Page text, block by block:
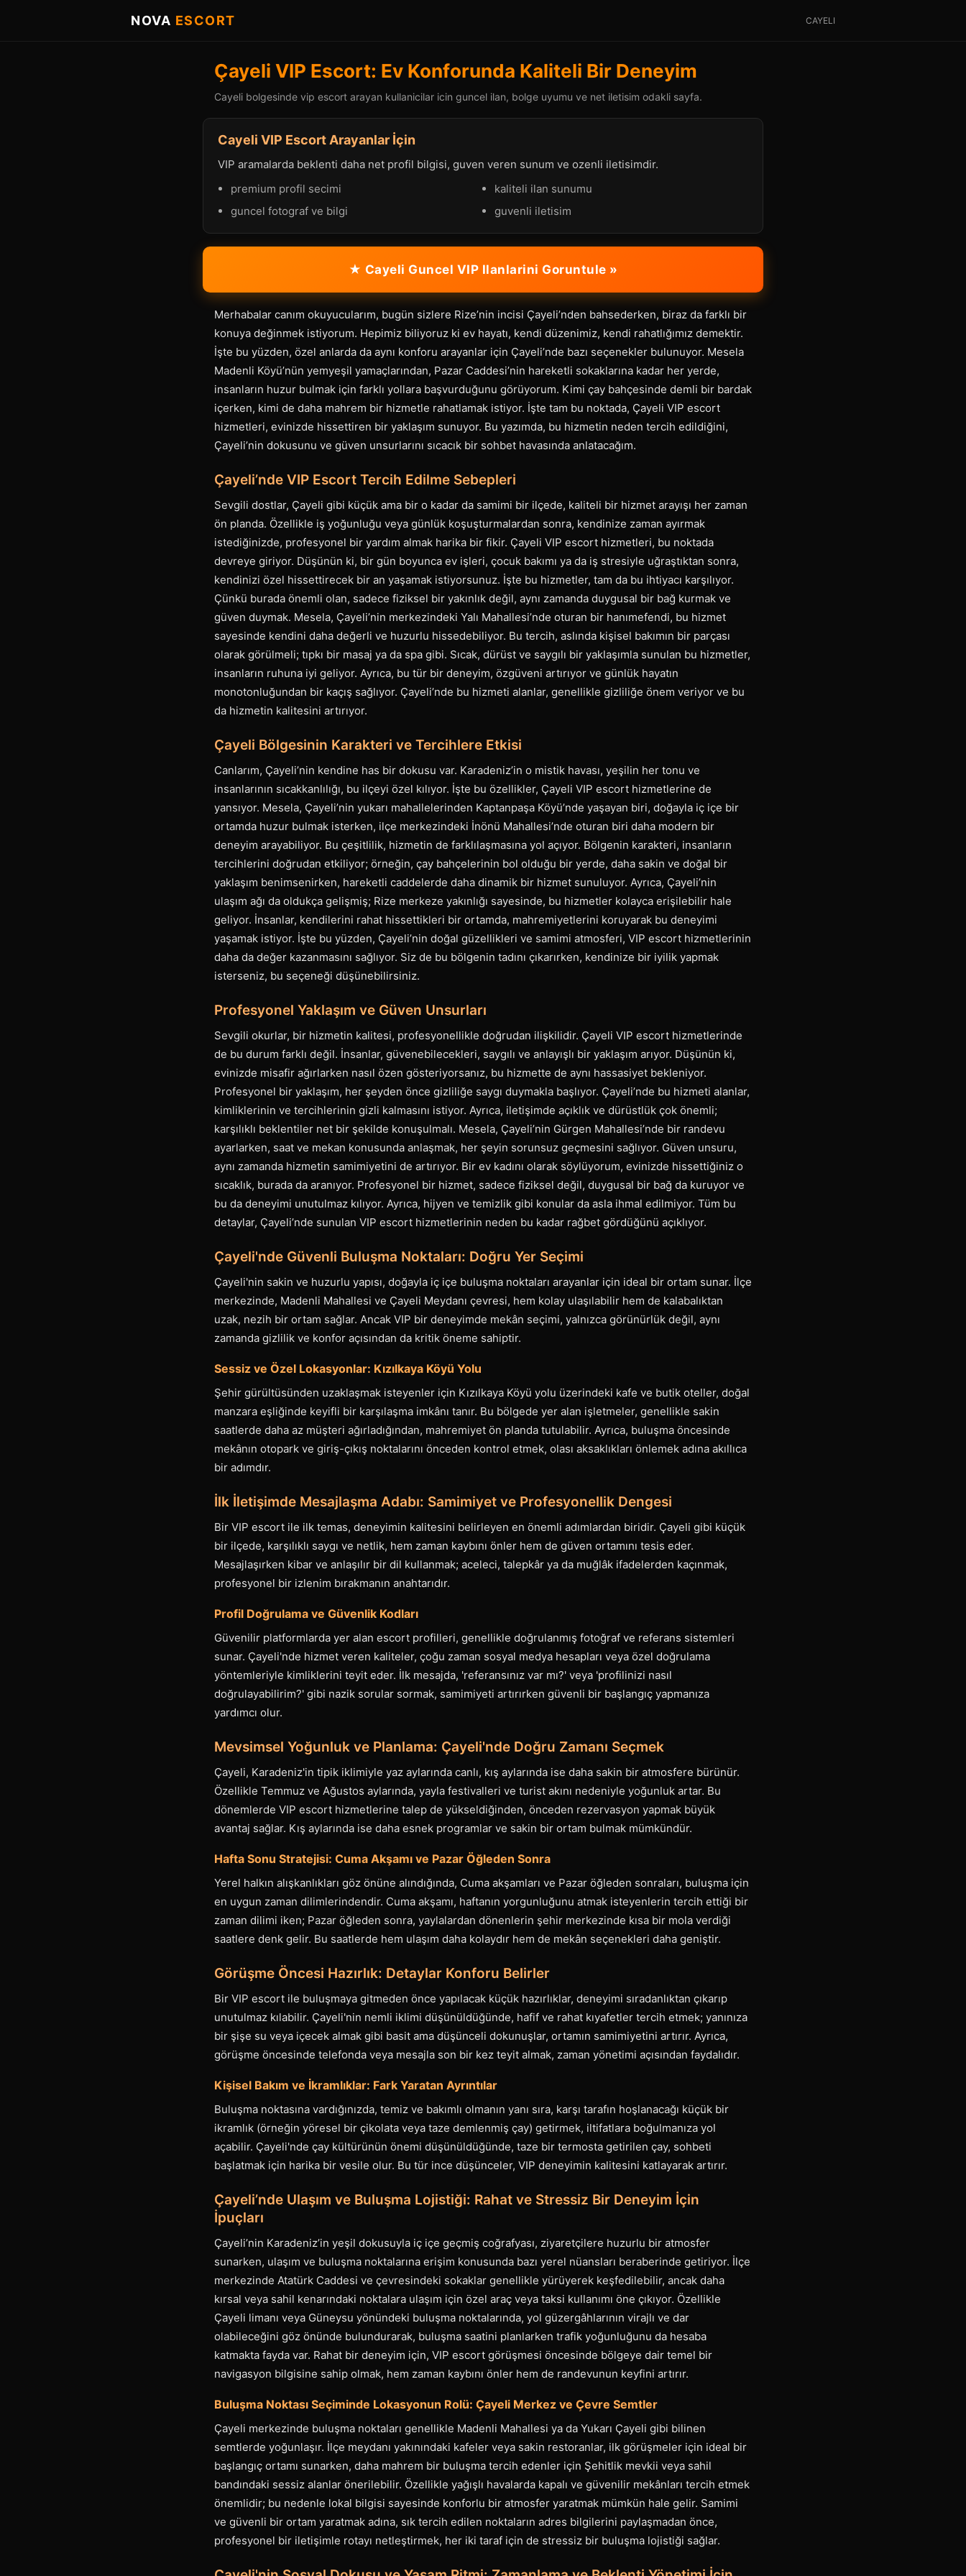
NOVA ESCORT CAYELI
Çayeli VIP Escort: Ev Konforunda Kaliteli Bir Deneyim
Cayeli bolgesinde vip escort arayan kullanicilar icin guncel ilan, bolge uyumu ve net iletisim odakli sayfa.
Cayeli VIP Escort Arayanlar İçin
VIP aramalarda beklenti daha net profil bilgisi, guven veren sunum ve ozenli iletisimdir.
premium profil secimi
kaliteli ilan sunumu
guncel fotograf ve bilgi
guvenli iletisim
★ Cayeli Guncel VIP Ilanlarini Goruntule »
Merhabalar canım okuyucularım, bugün sizlere Rize’nin incisi Çayeli’nden bahsederken, biraz da farklı bir
konuya değinmek istiyorum. Hepimiz biliyoruz ki ev hayatı, kendi düzenimiz, kendi rahatlığımız demektir.
İşte bu yüzden, özel anlarda da aynı konforu arayanlar için Çayeli’nde bazı seçenekler bulunuyor. Mesela
Madenli Köyü’nün yemyeşil yamaçlarından, Pazar Caddesi’nin hareketli sokaklarına kadar her yerde,
insanların huzur bulmak için farklı yollara başvurduğunu görüyorum. Kimi çay bahçesinde demli bir bardak
içerken, kimi de daha mahrem bir hizmetle rahatlamak istiyor. İşte tam bu noktada, Çayeli VIP escort
hizmetleri, evinizde hissettiren bir yaklaşım sunuyor. Bu yazımda, bu hizmetin neden tercih edildiğini,
Çayeli’nin dokusunu ve güven unsurlarını sıcacık bir sohbet havasında anlatacağım.
Çayeli’nde VIP Escort Tercih Edilme Sebepleri
Sevgili dostlar, Çayeli gibi küçük ama bir o kadar da samimi bir ilçede, kaliteli bir hizmet arayışı her zaman
ön planda. Özellikle iş yoğunluğu veya günlük koşuşturmalardan sonra, kendinize zaman ayırmak
istediğinizde, profesyonel bir yardım almak harika bir fikir. Çayeli VIP escort hizmetleri, bu noktada
devreye giriyor. Düşünün ki, bir gün boyunca ev işleri, çocuk bakımı ya da iş stresiyle uğraştıktan sonra,
kendinizi özel hissettirecek bir an yaşamak istiyorsunuz. İşte bu hizmetler, tam da bu ihtiyacı karşılıyor.
Çünkü burada önemli olan, sadece fiziksel bir yakınlık değil, aynı zamanda duygusal bir bağ kurmak ve
güven duymak. Mesela, Çayeli’nin merkezindeki Yalı Mahallesi’nde oturan bir hanımefendi, bu hizmet
sayesinde kendini daha değerli ve huzurlu hissedebiliyor. Bu tercih, aslında kişisel bakımın bir parçası
olarak görülmeli; tıpkı bir masaj ya da spa gibi. Sıcak, dürüst ve saygılı bir yaklaşımla sunulan bu hizmetler,
insanların ruhuna iyi geliyor. Ayrıca, bu tür bir deneyim, özgüveni artırıyor ve günlük hayatın
monotonluğundan bir kaçış sağlıyor. Çayeli’nde bu hizmeti alanlar, genellikle gizliliğe önem veriyor ve bu
da hizmetin kalitesini artırıyor.
Çayeli Bölgesinin Karakteri ve Tercihlere Etkisi
Canlarım, Çayeli’nin kendine has bir dokusu var. Karadeniz’in o mistik havası, yeşilin her tonu ve
insanlarının sıcakkanlılığı, bu ilçeyi özel kılıyor. İşte bu özellikler, Çayeli VIP escort hizmetlerine de
yansıyor. Mesela, Çayeli’nin yukarı mahallelerinden Kaptanpaşa Köyü’nde yaşayan biri, doğayla iç içe bir
ortamda huzur bulmak isterken, ilçe merkezindeki İnönü Mahallesi’nde oturan biri daha modern bir
deneyim arayabiliyor. Bu çeşitlilik, hizmetin de farklılaşmasına yol açıyor. Bölgenin karakteri, insanların
tercihlerini doğrudan etkiliyor; örneğin, çay bahçelerinin bol olduğu bir yerde, daha sakin ve doğal bir
yaklaşım benimsenirken, hareketli caddelerde daha dinamik bir hizmet sunuluyor. Ayrıca, Çayeli’nin
ulaşım ağı da oldukça gelişmiş; Rize merkeze yakınlığı sayesinde, bu hizmetler kolayca erişilebilir hale
geliyor. İnsanlar, kendilerini rahat hissettikleri bir ortamda, mahremiyetlerini koruyarak bu deneyimi
yaşamak istiyor. İşte bu yüzden, Çayeli’nin doğal güzellikleri ve samimi atmosferi, VIP escort hizmetlerinin
daha da değer kazanmasını sağlıyor. Siz de bu bölgenin tadını çıkarırken, kendinize bir iyilik yapmak
isterseniz, bu seçeneği düşünebilirsiniz.
Profesyonel Yaklaşım ve Güven Unsurları
Sevgili okurlar, bir hizmetin kalitesi, profesyonellikle doğrudan ilişkilidir. Çayeli VIP escort hizmetlerinde
de bu durum farklı değil. İnsanlar, güvenebilecekleri, saygılı ve anlayışlı bir yaklaşım arıyor. Düşünün ki,
evinizde misafir ağırlarken nasıl özen gösteriyorsanız, bu hizmette de aynı hassasiyet bekleniyor.
Profesyonel bir yaklaşım, her şeyden önce gizliliğe saygı duymakla başlıyor. Çayeli’nde bu hizmeti alanlar,
kimliklerinin ve tercihlerinin gizli kalmasını istiyor. Ayrıca, iletişimde açıklık ve dürüstlük çok önemli;
karşılıklı beklentiler net bir şekilde konuşulmalı. Mesela, Çayeli’nin Gürgen Mahallesi’nde bir randevu
ayarlarken, saat ve mekan konusunda anlaşmak, her şeyin sorunsuz geçmesini sağlıyor. Güven unsuru,
aynı zamanda hizmetin samimiyetini de artırıyor. Bir ev kadını olarak söylüyorum, evinizde hissettiğiniz o
sıcaklık, burada da aranıyor. Profesyonel bir hizmet, sadece fiziksel değil, duygusal bir bağ da kuruyor ve
bu da deneyimi unutulmaz kılıyor. Ayrıca, hijyen ve temizlik gibi konular da asla ihmal edilmiyor. Tüm bu
detaylar, Çayeli’nde sunulan VIP escort hizmetlerinin neden bu kadar rağbet gördüğünü açıklıyor.
Çayeli'nde Güvenli Buluşma Noktaları: Doğru Yer Seçimi
Çayeli'nin sakin ve huzurlu yapısı, doğayla iç içe buluşma noktaları arayanlar için ideal bir ortam sunar. İlçe
merkezinde, Madenli Mahallesi ve Çayeli Meydanı çevresi, hem kolay ulaşılabilir hem de kalabalıktan
uzak, nezih bir ortam sağlar. Ancak VIP bir deneyimde mekân seçimi, yalnızca görünürlük değil, aynı
zamanda gizlilik ve konfor açısından da kritik öneme sahiptir.
Sessiz ve Özel Lokasyonlar: Kızılkaya Köyü Yolu
Şehir gürültüsünden uzaklaşmak isteyenler için Kızılkaya Köyü yolu üzerindeki kafe ve butik oteller, doğal
manzara eşliğinde keyifli bir karşılaşma imkânı tanır. Bu bölgede yer alan işletmeler, genellikle sakin
saatlerde daha az müşteri ağırladığından, mahremiyet ön planda tutulabilir. Ayrıca, buluşma öncesinde
mekânın otopark ve giriş-çıkış noktalarını önceden kontrol etmek, olası aksaklıkları önlemek adına akıllıca
bir adımdır.
İlk İletişimde Mesajlaşma Adabı: Samimiyet ve Profesyonellik Dengesi
Bir VIP escort ile ilk temas, deneyimin kalitesini belirleyen en önemli adımlardan biridir. Çayeli gibi küçük
bir ilçede, karşılıklı saygı ve netlik, hem zaman kaybını önler hem de güven ortamını tesis eder.
Mesajlaşırken kibar ve anlaşılır bir dil kullanmak; aceleci, talepkâr ya da muğlâk ifadelerden kaçınmak,
profesyonel bir izlenim bırakmanın anahtarıdır.
Profil Doğrulama ve Güvenlik Kodları
Güvenilir platformlarda yer alan escort profilleri, genellikle doğrulanmış fotoğraf ve referans sistemleri
sunar. Çayeli'nde hizmet veren kaliteler, çoğu zaman sosyal medya hesapları veya özel doğrulama
yöntemleriyle kimliklerini teyit eder. İlk mesajda, 'referansınız var mı?' veya 'profilinizi nasıl
doğrulayabilirim?' gibi nazik sorular sormak, samimiyeti artırırken güvenli bir başlangıç yapmanıza
yardımcı olur.
Mevsimsel Yoğunluk ve Planlama: Çayeli'nde Doğru Zamanı Seçmek
Çayeli, Karadeniz'in tipik iklimiyle yaz aylarında canlı, kış aylarında ise daha sakin bir atmosfere bürünür.
Özellikle Temmuz ve Ağustos aylarında, yayla festivalleri ve turist akını nedeniyle yoğunluk artar. Bu
dönemlerde VIP escort hizmetlerine talep de yükseldiğinden, önceden rezervasyon yapmak büyük
avantaj sağlar. Kış aylarında ise daha esnek programlar ve sakin bir ortam bulmak mümkündür.
Hafta Sonu Stratejisi: Cuma Akşamı ve Pazar Öğleden Sonra
Yerel halkın alışkanlıkları göz önüne alındığında, Cuma akşamları ve Pazar öğleden sonraları, buluşma için
en uygun zaman dilimlerindendir. Cuma akşamı, haftanın yorgunluğunu atmak isteyenlerin tercih ettiği bir
zaman dilimi iken; Pazar öğleden sonra, yaylalardan dönenlerin şehir merkezinde kısa bir mola verdiği
saatlere denk gelir. Bu saatlerde hem ulaşım daha kolaydır hem de mekân seçenekleri daha geniştir.
Görüşme Öncesi Hazırlık: Detaylar Konforu Belirler
Bir VIP escort ile buluşmaya gitmeden önce yapılacak küçük hazırlıklar, deneyimi sıradanlıktan çıkarıp
unutulmaz kılabilir. Çayeli'nin nemli iklimi düşünüldüğünde, hafif ve rahat kıyafetler tercih etmek; yanınıza
bir şişe su veya içecek almak gibi basit ama düşünceli dokunuşlar, ortamın samimiyetini artırır. Ayrıca,
görüşme öncesinde telefonda veya mesajla son bir kez teyit almak, zaman yönetimi açısından faydalıdır.
Kişisel Bakım ve İkramlıklar: Fark Yaratan Ayrıntılar
Buluşma noktasına vardığınızda, temiz ve bakımlı olmanın yanı sıra, karşı tarafın hoşlanacağı küçük bir
ikramlık (örneğin yöresel bir çikolata veya taze demlenmiş çay) getirmek, iltifatlara boğulmanıza yol
açabilir. Çayeli'nde çay kültürünün önemi düşünüldüğünde, taze bir termosta getirilen çay, sohbeti
başlatmak için harika bir vesile olur. Bu tür ince düşünceler, VIP deneyimin kalitesini katlayarak artırır.
Çayeli’nde Ulaşım ve Buluşma Lojistiği: Rahat ve Stressiz Bir Deneyim İçin
İpuçları
Çayeli’nin Karadeniz’in yeşil dokusuyla iç içe geçmiş coğrafyası, ziyaretçilere huzurlu bir atmosfer
sunarken, ulaşım ve buluşma noktalarına erişim konusunda bazı yerel nüansları beraberinde getiriyor. İlçe
merkezinde Atatürk Caddesi ve çevresindeki sokaklar genellikle yürüyerek keşfedilebilir, ancak daha
kırsal veya sahil kenarındaki noktalara ulaşım için özel araç veya taksi kullanımı öne çıkıyor. Özellikle
Çayeli limanı veya Güneysu yönündeki buluşma noktalarında, yol güzergâhlarının virajlı ve dar
olabileceğini göz önünde bulundurarak, buluşma saatini planlarken trafik yoğunluğunu da hesaba
katmakta fayda var. Rahat bir deneyim için, VIP escort görüşmesi öncesinde bölgeye dair temel bir
navigasyon bilgisine sahip olmak, hem zaman kaybını önler hem de randevunun keyfini artırır.
Buluşma Noktası Seçiminde Lokasyonun Rolü: Çayeli Merkez ve Çevre Semtler
Çayeli merkezinde buluşma noktaları genellikle Madenli Mahallesi ya da Yukarı Çayeli gibi bilinen
semtlerde yoğunlaşır. İlçe meydanı yakınındaki kafeler veya sakin restoranlar, ilk görüşmeler için ideal bir
başlangıç ortamı sunarken, daha mahrem bir buluşma tercih edenler için Şehitlik mevkii veya sahil
bandındaki sessiz alanlar önerilebilir. Özellikle yağışlı havalarda kapalı ve güvenilir mekânları tercih etmek
önemlidir; bu nedenle lokal bilgisi sayesinde konforlu bir atmosfer yaratmak mümkün hale gelir. Samimi
ve güvenli bir ortam yaratmak adına, sık tercih edilen noktaların adres bilgilerini paylaşmadan önce,
profesyonel bir iletişimle rotayı netleştirmek, her iki taraf için de stressiz bir buluşma lojistiği sağlar.